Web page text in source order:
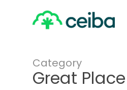
Category
Great